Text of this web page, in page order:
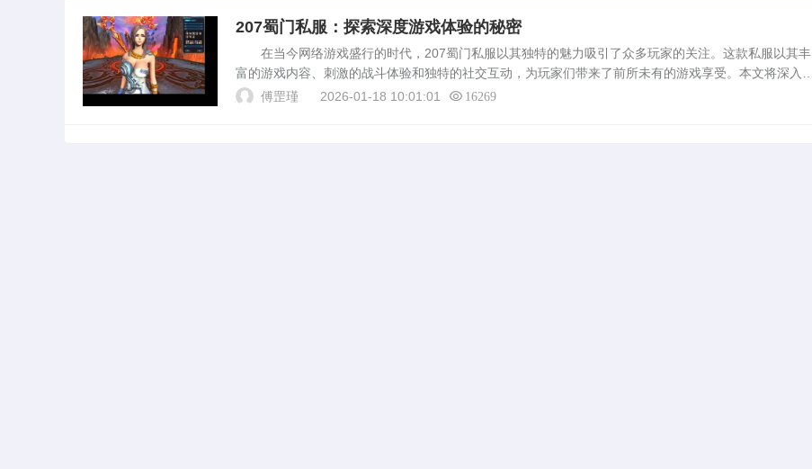
207蜀门私服：探索深度游戏体验的秘密
在当今网络游戏盛行的时代，207蜀门私服以其独特的魅力吸引了众多玩家的关注。这款私服以其丰
富的游戏内容、刺激的战斗体验和独特的社交互动，为玩家们带来了前所未有的游戏享受。本文将深入探
讨207蜀门私服的特点、玩法以及其背后的魅力所在。207蜀门私服概述207蜀门私服是一款基于蜀门系列
傅罡瑾 2026-01-18 10:01:01 16269